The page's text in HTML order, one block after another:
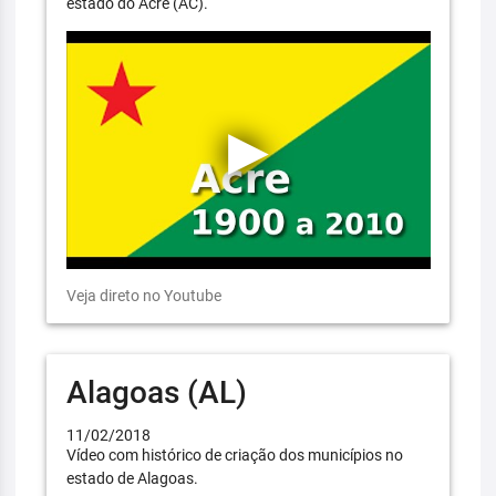
Veja direto no Youtube
Alagoas (AL)
11/02/2018
Vídeo com histórico de criação dos municípios no
estado de Alagoas.